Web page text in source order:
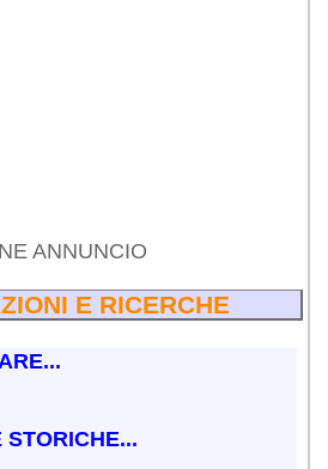
ANNUNCIO
E RICERCHE
STORICHE...